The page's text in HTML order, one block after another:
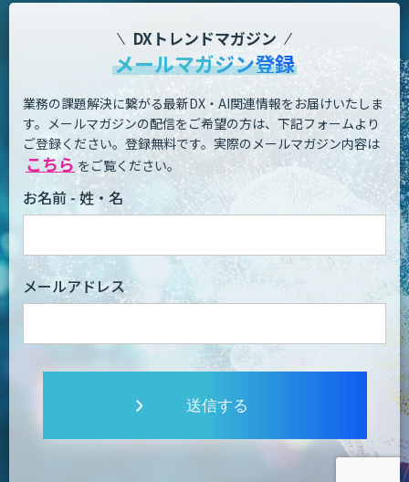
DXトレンドマガジン
メールマガジン登録
業務の課題解決に繋がる最新DX・AI関連情報をお届けいたしま
す。 メールマガジンの配信をご希望の方は、下記フォームより
ご登録ください。登録無料です。 実際のメールマガジン内容は
こちら をご覧ください。
お名前 - 姓・名
メールアドレス
送信する